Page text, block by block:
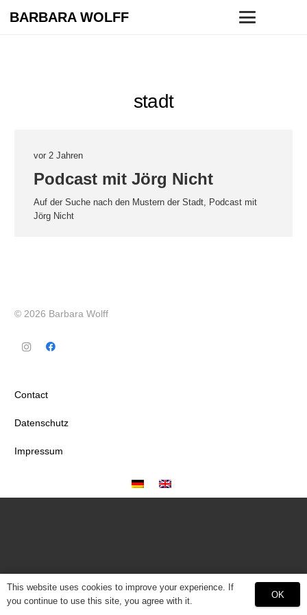
BARBARA WOLFF
stadt
vor 2 Jahren
Podcast mit Jörg Nicht
Auf der Suche nach den Mustern der Stadt, Podcast mit
Jörg Nicht
© 2026 Barbara Wolff
Contact
Datenschutz
Impressum
This website uses cookies to improve your experience. If
you continue to use this site, you agree with it.
OK